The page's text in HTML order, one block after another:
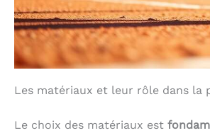
Les matériaux et leur rôle dans la
Le choix des matériaux est